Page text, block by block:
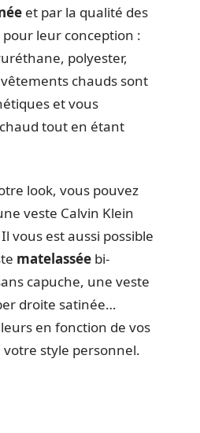
et par la qualité des
leur conception :
polyester,
chauds sont
et vous
tout en étant
look, vous pouvez
veste Calvin Klein
vous est aussi possible
matelassée bi-
capuche, une veste
droite satinée…
en fonction de vos
style personnel.